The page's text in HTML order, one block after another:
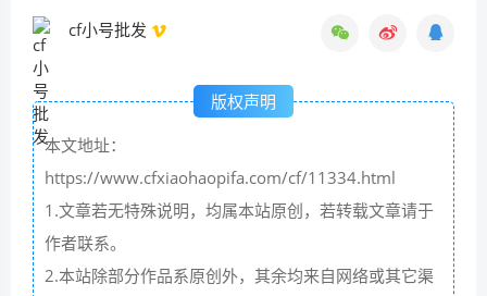
cf小号批发
版权声明
本文地址：
https://www.cfxiaohaopifa.com/cf/11334.html
1.文章若无特殊说明，均属本站原创，若转载文章请于
作者联系。
2.本站除部分作品系原创外，其余均来自网络或其它渠